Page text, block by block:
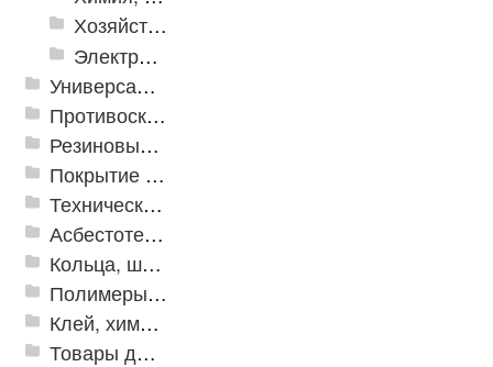
Хозяйственные принадлежности
Электрика и свет
Универсальные модульные покрытия
Противоскользящая защита для лестниц, профили, ленты
Резиновые и ПВХ дорожки
Покрытие из резиновой крошки
Техническая резина
Асбестотехнические и теплоизоляционные материалы
Кольца, шайбы, манжеты
Полимеры и пластики
Клей, химия, сопутствующие товары
Товары для дома